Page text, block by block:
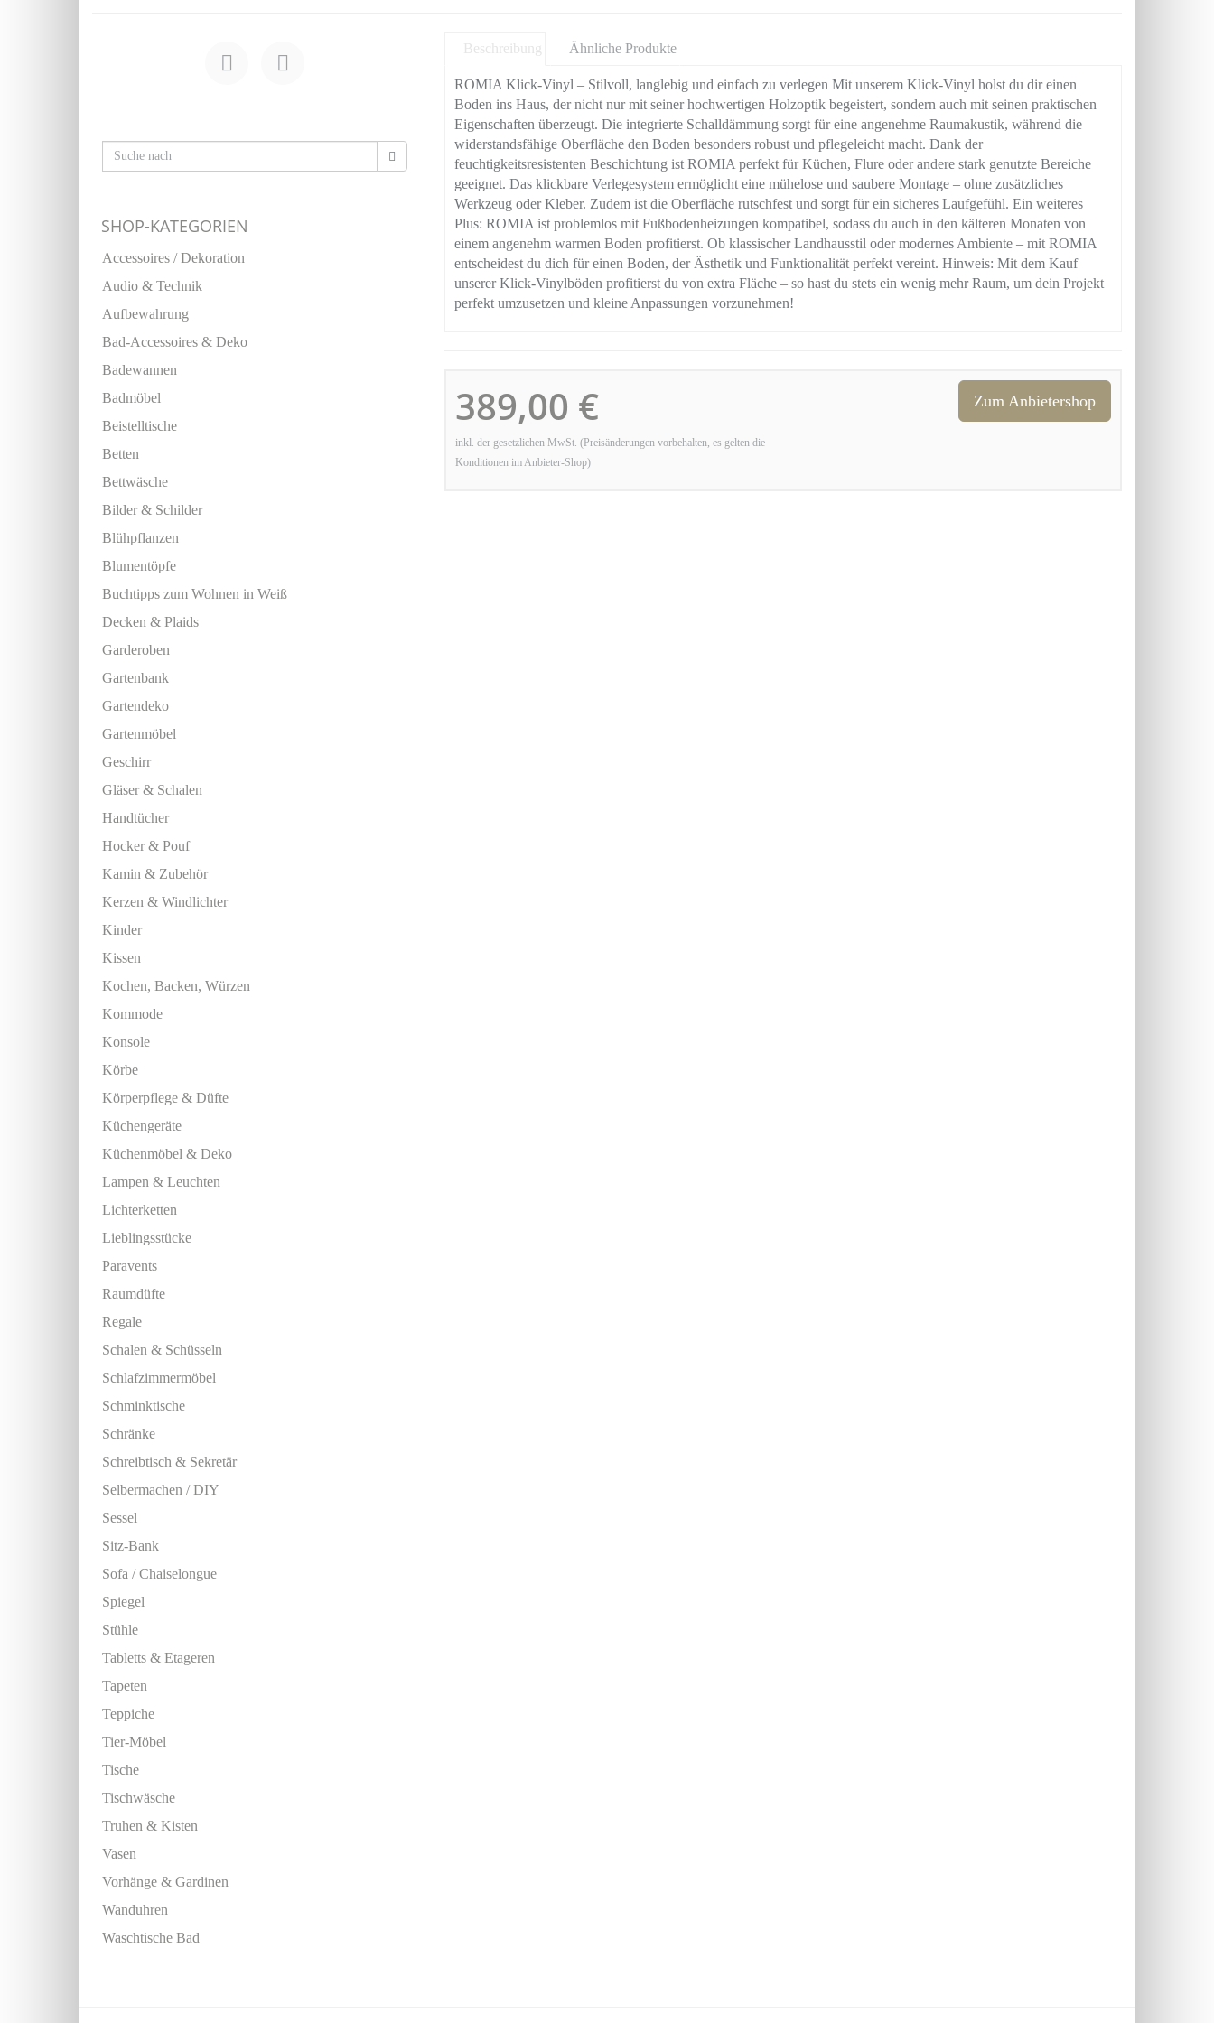
Beschreibung Ähnliche Produkte
ROMIA Klick-Vinyl – Stilvoll, langlebig und einfach zu verlegen Mit unserem Klick-Vinyl holst du dir einen
Boden ins Haus, der nicht nur mit seiner hochwertigen Holzoptik begeistert, sondern auch mit seinen praktischen
Eigenschaften überzeugt. Die integrierte Schalldämmung sorgt für eine angenehme Raumakustik, während die
widerstandsfähige Oberfläche den Boden besonders robust und pflegeleicht macht. Dank der
feuchtigkeitsresistenten Beschichtung ist ROMIA perfekt für Küchen, Flure oder andere stark genutzte Bereiche
geeignet. Das klickbare Verlegesystem ermöglicht eine mühelose und saubere Montage – ohne zusätzliches
Werkzeug oder Kleber. Zudem ist die Oberfläche rutschfest und sorgt für ein sicheres Laufgefühl. Ein weiteres
Plus: ROMIA ist problemlos mit Fußbodenheizungen kompatibel, sodass du auch in den kälteren Monaten von
einem angenehm warmen Boden profitierst. Ob klassischer Landhausstil oder modernes Ambiente – mit ROMIA
entscheidest du dich für einen Boden, der Ästhetik und Funktionalität perfekt vereint. Hinweis: Mit dem Kauf
unserer Klick-Vinylböden profitierst du von extra Fläche – so hast du stets ein wenig mehr Raum, um dein Projekt
perfekt umzusetzen und kleine Anpassungen vorzunehmen!
389,00 €
inkl. der gesetzlichen MwSt. (Preisänderungen vorbehalten, es gelten die
Konditionen im Anbieter-Shop)
Zum Anbietershop
SHOP-KATEGORIEN
Accessoires / Dekoration
Audio & Technik
Aufbewahrung
Bad-Accessoires & Deko
Badewannen
Badmöbel
Beistelltische
Betten
Bettwäsche
Bilder & Schilder
Blühpflanzen
Blumentöpfe
Buchtipps zum Wohnen in Weiß
Decken & Plaids
Garderoben
Gartenbank
Gartendeko
Gartenmöbel
Geschirr
Gläser & Schalen
Handtücher
Hocker & Pouf
Kamin & Zubehör
Kerzen & Windlichter
Kinder
Kissen
Kochen, Backen, Würzen
Kommode
Konsole
Körbe
Körperpflege & Düfte
Küchengeräte
Küchenmöbel & Deko
Lampen & Leuchten
Lichterketten
Lieblingsstücke
Paravents
Raumdüfte
Regale
Schalen & Schüsseln
Schlafzimmermöbel
Schminktische
Schränke
Schreibtisch & Sekretär
Selbermachen / DIY
Sessel
Sitz-Bank
Sofa / Chaiselongue
Spiegel
Stühle
Tabletts & Etageren
Tapeten
Teppiche
Tier-Möbel
Tische
Tischwäsche
Truhen & Kisten
Vasen
Vorhänge & Gardinen
Wanduhren
Waschtische Bad